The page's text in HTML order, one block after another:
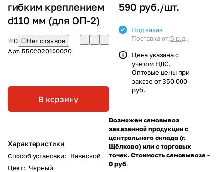
гибким креплением
d110 мм (для ОП-2)
0
Нет отзывов
Арт. 5502020100020
В корзину
Характеристики
Способ установки: Навесной
Цвет: Черный
590 руб./шт.
Под заказ
Поставка от:5 р.д.
Цена указана с
учётом НДС.
Оптовые цены при
заказе от 350 000
руб.
Возможен самовывоз
заказанной продукции с
центрального склада (г.
Щёлково) или с торговых
точек. Стоимость самовывоза -
0 руб.